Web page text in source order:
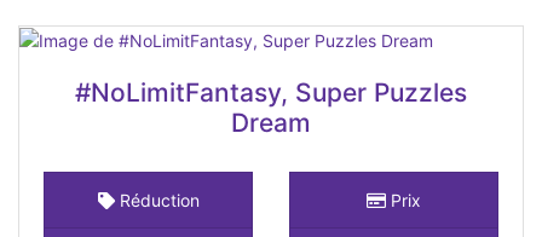
#NoLimitFantasy, Super Puzzles
Dream
Réduction Prix